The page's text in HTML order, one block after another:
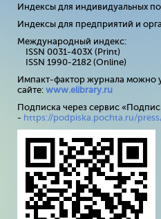
Индексы для индивидуальных
Индексы для предприятий и
Международный индекс:
ISSN 0031-403X (Print)
ISSN 1990-2182 (Online)
Импакт-фактор журнала можно
сайте: www.elibrary.ru
Подписка через сервис
- https://podpiska.pochta.ru/